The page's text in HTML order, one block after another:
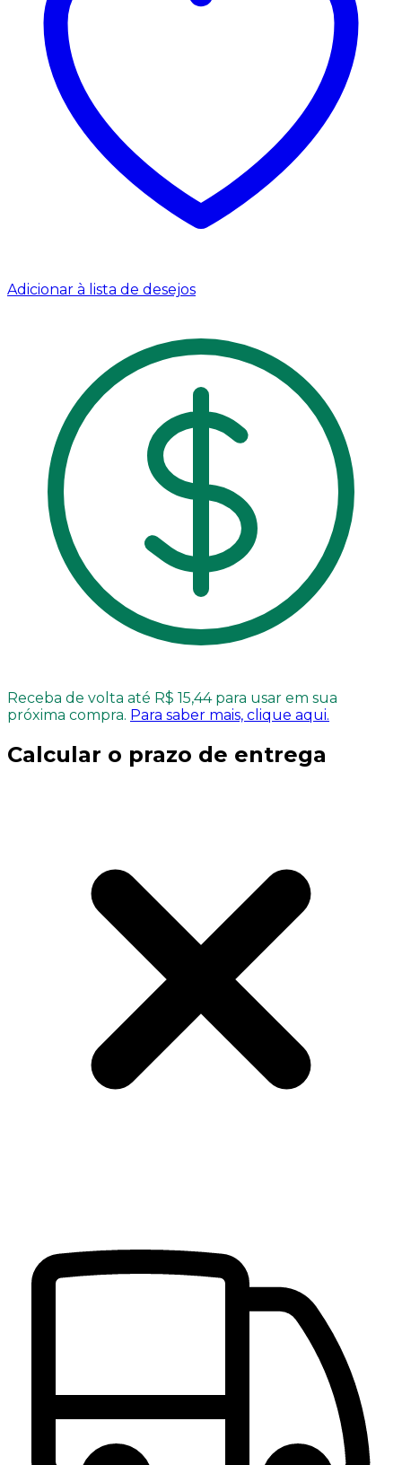
Adicionar à lista de desejos
Receba de volta até R$ 15,44 para usar em sua
próxima compra. Para saber mais, clique aqui.
Calcular o prazo de entrega